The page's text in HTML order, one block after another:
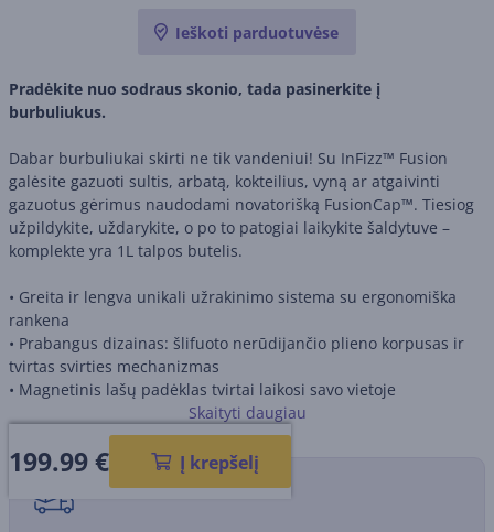
Ieškoti parduotuvėse
Pradėkite nuo sodraus skonio, tada pasinerkite į
burbuliukus.
Dabar burbuliukai skirti ne tik vandeniui! Su InFizz™ Fusion
galėsite gazuoti sultis, arbatą, kokteilius, vyną ar atgaivinti
gazuotus gėrimus naudodami novatorišką FusionCap™. Tiesiog
užpildykite, uždarykite, o po to patogiai laikykite šaldytuve –
komplekte yra 1L talpos butelis.
• Greita ir lengva unikali užrakinimo sistema su ergonomiška
rankena
• Prabangus dizainas: šlifuoto nerūdijančio plieno korpusas ir
tvirtas svirties mechanizmas
• Magnetinis lašų padėklas tvirtai laikosi savo vietoje
• Komplekte priedai: FusionCap™, 1L butelis su nerūdijančio
plieno dangteliu ir pagrindu, valymo šepetėlis, piltuvėlis ir
sietelis
• CO₂ balionėlis nepridedamas ir parduodamas atskirai
Vienas balion
Skaityti daugiau
199.99€ Į krepšelį
Pristatymo būdai